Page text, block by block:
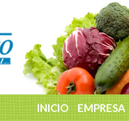
INICIO EMPRESA